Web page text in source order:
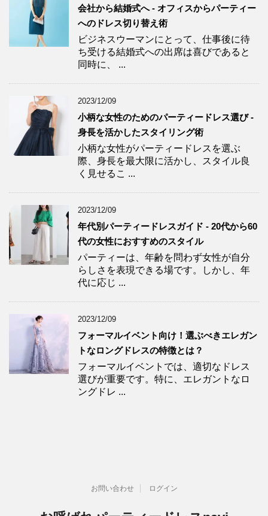
会社から結婚式へ - オフィスからパーティー
へのドレス切り替え術
ビジネスウーマンにとって、仕事後に待
ち受ける結婚式への出席は喜びであると
同時に、 ...
2023/12/09
小柄な女性のためのパーティードレス選び -
身長を活かしたスタイリング術
小柄な女性がパーティードレスを選ぶ
際、身長を最大限に活かし、スタイル良
く見せるこ ...
2023/12/09
年代別パーティードレスガイド - 20代から60
代の女性におすすめのスタイル
パーティーは、年齢を問わず女性が自分
らしさを表現できる場です。しかし、年
代に応じ ...
2023/12/09
フォーマルイベント向け！選ぶべきエレガン
トなロングドレスの特徴とは？
フォーマルイベントでは、適切なドレス
選びが重要です。特に、エレガントなロ
ングドレ ...
お問い合わせ ログイン